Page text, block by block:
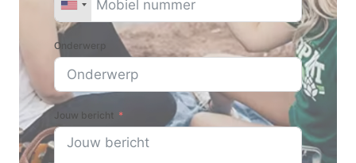
Onderwerp
Jouw bericht